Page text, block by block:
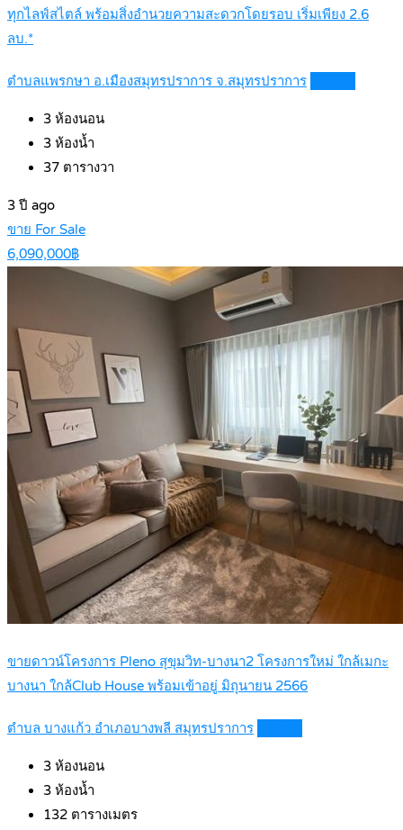
ทุกไลฟ์สไตล์ พร้อมสิ่งอำนวยความสะดวกโดยรอบ เริ่มเพียง 2.6
ลบ.*
ตำบลแพรกษา อ.เมืองสมุทรปราการ จ.สมุทรปราการ
3 ห้องนอน
3 ห้องน้ำ
37 ตารางวา
3 ปี ago
ขาย For Sale
6,090,000฿
ขายดาวน์โครงการ Pleno สุขุมวิท-บางนา2 โครงการใหม่ ใกล้เมกะ
บางนา ใกล้Club House พร้อมเข้าอยู่ มิถุนายน 2566
ตำบล บางแก้ว อำเภอบางพลี สมุทรปราการ
3 ห้องนอน
3 ห้องน้ำ
132 ตารางเมตร